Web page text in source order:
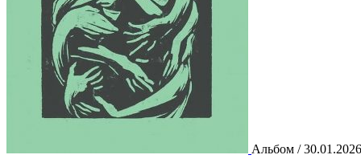
Альбом / 30.01.2026